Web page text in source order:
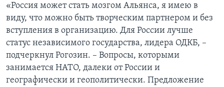
«Россия может стать мозгом Альянса, я имею в
виду, что можно быть творческим партнером и без
вступления в организацию. Для России лучше
статус независимого государства, лидера ОДКБ, –
подчеркнул Рогозин. – Вопросы, которыми
занимается НАТО, далеки от России и
географически и геополитически. Предложение